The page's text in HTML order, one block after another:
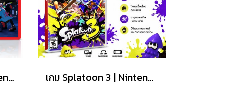
แผ่นเกม Pokemon Legends Z-A For Nintendo Switch 2 เกม Splatoon 3 | Nintendo Switch